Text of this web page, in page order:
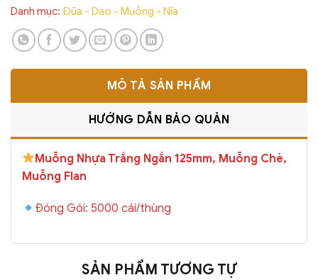
Danh mục: Đũa - Dao - Muỗng - Nĩa
MÔ TẢ SẢN PHẨM
HƯỚNG DẪN BẢO QUẢN
Muỗng Nhựa Trắng Ngắn 125mm, Muỗng Chè,
Muỗng Flan
Đóng Gói: 5000 cái/thùng
SẢN PHẨM TƯƠNG TỰ